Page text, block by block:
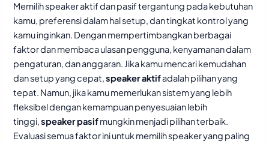
Memilih speaker aktif dan pasif tergantung pada kebutuhan
kamu, preferensi dalam hal setup, dan tingkat kontrol yang
kamu inginkan. Dengan mempertimbangkan berbagai
faktor dan membaca ulasan pengguna, kenyamanan dalam
pengaturan, dan anggaran. Jika kamu mencari kemudahan
dan setup yang cepat,speaker aktifadalah pilihan yang
tepat. Namun, jika kamu memerlukan sistem yang lebih
fleksibel dengan kemampuan penyesuaian lebih
tinggi,speaker pasifmungkin menjadi pilihan terbaik.
Evaluasi semua faktor ini untuk memilih speaker yang paling